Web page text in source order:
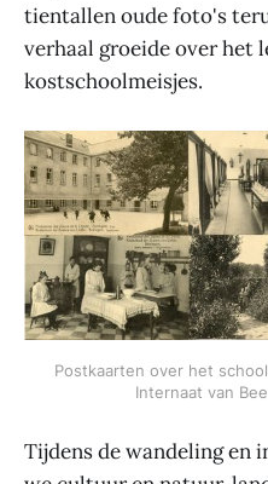
tientallen oude foto's
verhaal groeide over het
kostschoolmeisjes.
Postkaarten over het
Internaat van
Tijdens de wandeling en